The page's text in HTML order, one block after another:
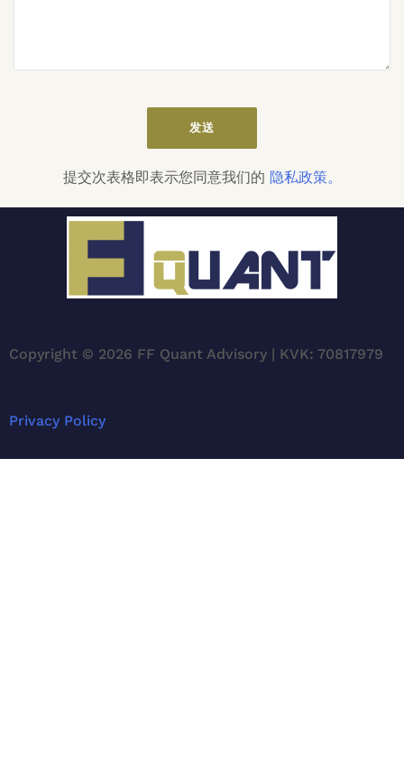
提交次表格即表示您同意我们的 隐私政策。
Copyright © 2026 FF Quant Advisory | KVK: 70817979
Privacy Policy